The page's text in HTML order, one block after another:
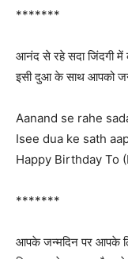
*******
आनंद से रहे सदा जिंदगी
इसी दुआ के साथ आपको
Aanand se rahe
Isee dua ke sath
Happy Birthday To
*******
आपके जन्मदिन पर आपके